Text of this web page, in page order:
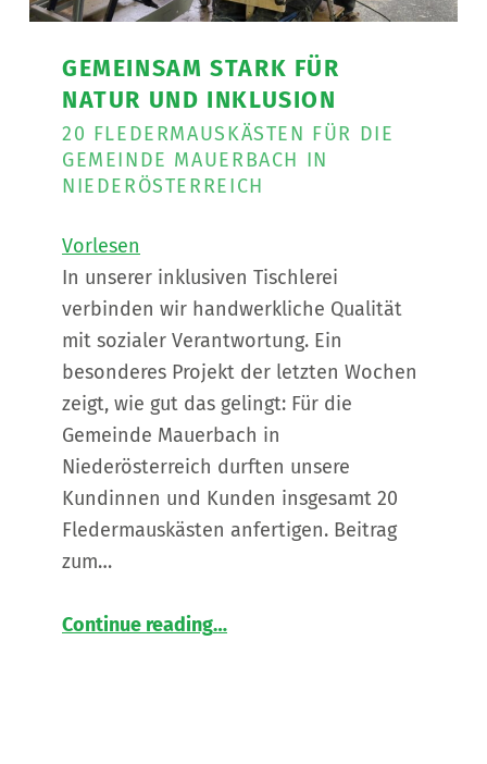
GEMEINSAM STARK FÜR
NATUR UND INKLUSION
20 FLEDERMAUSKÄSTEN FÜR DIE
GEMEINDE MAUERBACH IN
NIEDERÖSTERREICH
Vorlesen
In unserer inklusiven Tischlerei
verbinden wir handwerkliche Qualität
mit sozialer Verantwortung. Ein
besonderes Projekt der letzten Wochen
zeigt, wie gut das gelingt: Für die
Gemeinde Mauerbach in
Niederösterreich durften unsere
Kundinnen und Kunden insgesamt 20
Fledermauskästen anfertigen. Beitrag
zum…
Continue readingGemeinsam stark für Natur und Inklusion
20
…